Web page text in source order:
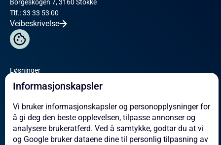
Informasjonskapsler
Vi bruker informasjonskapsler og personopplysninger for
å gi deg den beste opplevelsen, tilpasse annonser og
analysere brukeratferd. Ved å samtykke, godtar du at vi
og Google bruker dataene dine til personlig tilpasning av
Borgeskogen 7, 3160 Stokke
Tlf.: 33 33 53 00
Veibeskrivelse
Løsninger
Omicron
Service
Om oss
Referanser
Aktuelt